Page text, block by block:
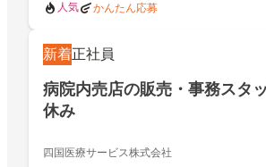
人気 かんたん応募
新着正社員
病院内売店の販売・事務スタ
休み
四国医療サービス株式会社